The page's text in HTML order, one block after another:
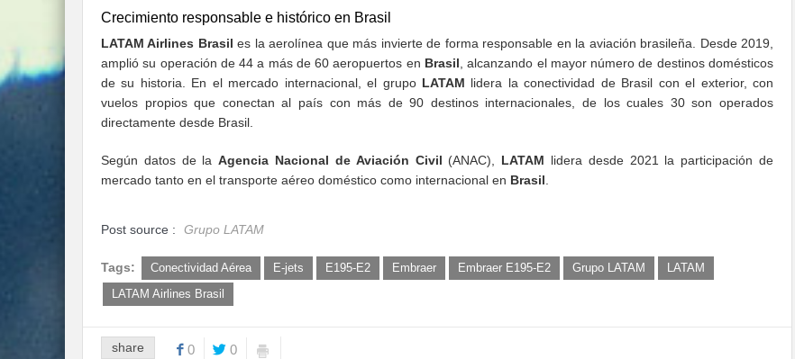
Crecimiento responsable e histórico en Brasil
LATAM Airlines Brasil es la aerolínea que más invierte de forma responsable en la aviación brasileña. Desde 2019,
amplió su operación de 44 a más de 60 aeropuertos en Brasil , alcanzando el mayor número de destinos domésticos
de su historia. En el mercado internacional, el grupo LATAM lidera la conectividad de Brasil con el exterior, con
vuelos propios que conectan al país con más de 90 destinos internacionales, de los cuales 30 son operados
directamente desde Brasil.
Según datos de laAgencia Nacional de Aviación Civil (ANAC), LATAM lidera desde 2021 la participación de
mercado tanto en el transporte aéreo doméstico como internacional en Brasil
Post source : Grupo LATAM
Tags: Conectividad Aérea E-jets E195-E2 Embraer Embraer E195-E2 Grupo LATAM
LATAM
LATAM Airlines Brasil
share 0 0